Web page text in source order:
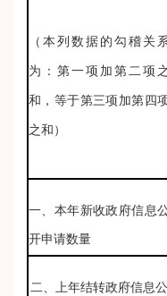
（本列数据的勾稽关
为：第一项加第二项之
和，等于第三项加第四
之和）
一、本年新收政府信息
开申请数量
二、上年结转政府信息公